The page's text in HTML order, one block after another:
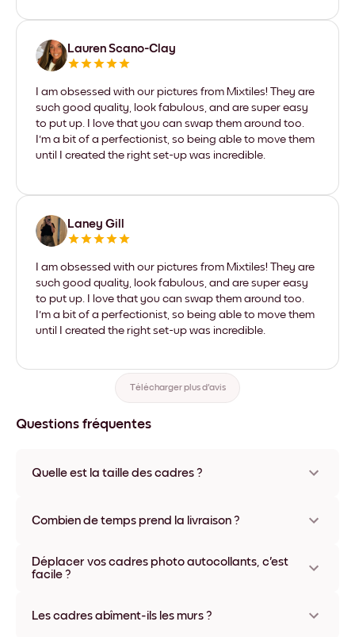
Lauren Scano-Clay
I am obsessed with our pictures from Mixtiles! They are
such good quality, look fabulous, and are super easy
to put up. I love that you can swap them around too.
I'm a bit of a perfectionist, so being able to move them
until I created the right set-up was incredible.
Laney Gill
I am obsessed with our pictures from Mixtiles! They are
such good quality, look fabulous, and are super easy
to put up. I love that you can swap them around too.
I'm a bit of a perfectionist, so being able to move them
until I created the right set-up was incredible.
Télécharger plus d'avis
Questions fréquentes
Quelle est la taille des cadres ?
matériaux et coloris disponibles, y compris sans cadre ou en
Combien de temps prend la livraison ?
généralement une semaine. Livraison express possible dans
certains pays. Un numéro de suivi accompagne chaque
Déplacer vos cadres photo autocollants, c'est
facile ?
l'infini, sans abîmer vos murs.
Les cadres abîment-ils les murs ?